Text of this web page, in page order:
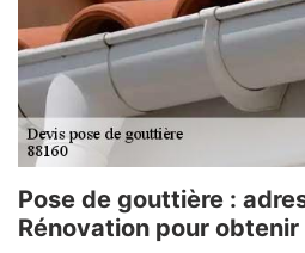
Pose de gouttière :
Rénovation pour